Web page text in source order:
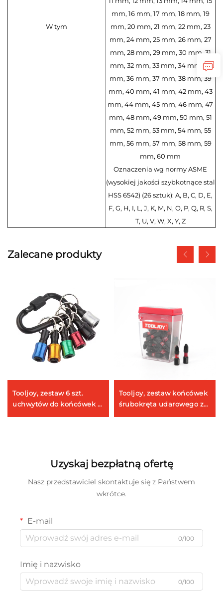
W tym
mm, 16 mm, 17 mm, 18 mm, 19
mm, 20 mm, 21 mm, 22 mm, 23
mm, 24 mm, 25 mm, 26 mm, 27
mm, 28 mm, 29 mm, 30 mm, 31
mm, 32 mm, 33 mm, 34 mm, 35
mm, 36 mm, 37 mm, 38 mm, 39
mm, 40 mm, 41 mm, 42 mm, 43
mm, 44 mm, 45 mm, 46 mm, 47
mm, 48 mm, 49 mm, 50 mm, 51
mm, 52 mm, 53 mm, 54 mm, 55
mm, 56 mm, 57 mm, 58 mm, 59
mm, 60 mm
Oznaczenia wg normy ASME
(wysokiej jakości szybkotnące stal
HSS 6542) (26 sztuk): A, B, C, D, E,
F, G, H, I, L, J, K, M, N, O, P, Q, R, S,
T, U, V, W, X, Y, Z
Zalecane produkty
Tooljoy, zestaw 6 szt.
uchwytów do końcówek z
do kompleksowego
zakupu narzędzi
Tooljoy, zestaw końcówek
śrubokręta udarowego ze
Uzyskaj bezpłatną ofertę
Nasz przedstawiciel skontaktuje się z Państwem
wkrótce.
E-mail
0/100
Imię i nazwisko
0/100